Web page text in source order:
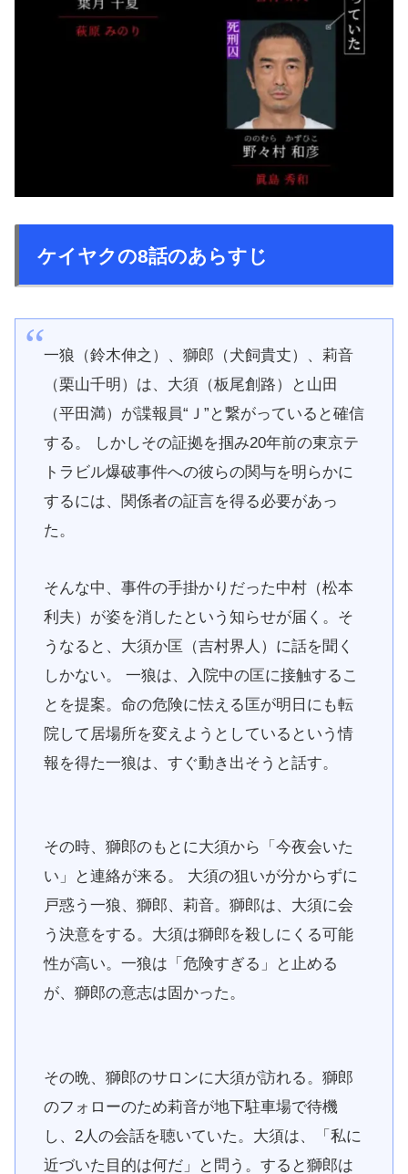
ケイヤクの8話のあらすじ
一狼（鈴木伸之）、獅郎（犬飼貴丈）、莉音
（栗山千明）は、大須（板尾創路）と山田
（平田満）が諜報員“Ｊ”と繋がっていると確信
する。 しかしその証拠を掴み20年前の東京テ
トラビル爆破事件への彼らの関与を明らかに
するには、関係者の証言を得る必要があっ
た。
そんな中、事件の手掛かりだった中村（松本
利夫）が姿を消したという知らせが届く。そ
うなると、大須か匡（吉村界人）に話を聞く
しかない。 一狼は、入院中の匡に接触するこ
とを提案。命の危険に怯える匡が明日にも転
院して居場所を変えようとしているという情
報を得た一狼は、すぐ動き出そうと話す。
その時、獅郎のもとに大須から「今夜会いた
い」と連絡が来る。 大須の狙いが分からずに
戸惑う一狼、獅郎、莉音。獅郎は、大須に会
う決意をする。大須は獅郎を殺しにくる可能
性が高い。一狼は「危険すぎる」と止める
が、獅郎の意志は固かった。
その晩、獅郎のサロンに大須が訪れる。獅郎
のフォローのため莉音が地下駐車場で待機
し、2人の会話を聴いていた。大須は、「私に
近づいた目的は何だ」と問う。すると獅郎は